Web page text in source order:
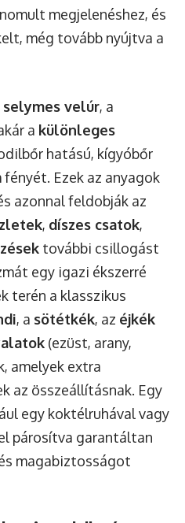
megjelenéshez, és
még tovább nyújtva a
selymes velúr, a
a különleges
hatású, kígyóbőr
Ezek az anyagok
azonnal feldobják az
, díszes csatok,
további csillogást
egy igazi ékszerré
terén a klasszikus
, a sötétkék, az éjkék
(ezüst, arany,
amelyek extra
az összeállításnak. Egy
egy koktélruhával vagy
párosítva garantáltan
magabiztosságot